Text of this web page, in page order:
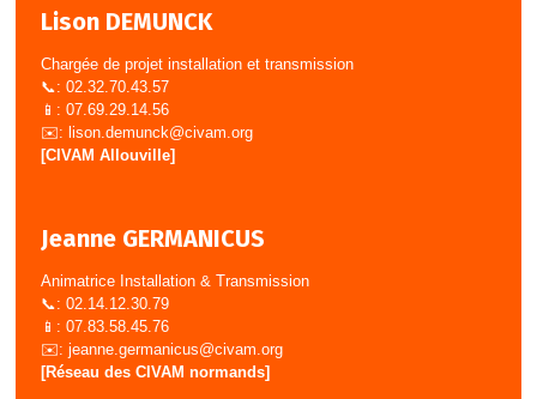
Lison DEMUNCK
Chargée de projet installation et transmission
📞: 02.32.70.43.57
📱: 07.69.29.14.56
✉️: lison.demunck@civam.org
[CIVAM Allouville]
Jeanne GERMANICUS
Animatrice Installation & Transmission
📞: 02.14.12.30.79
📱: 07.83.58.45.76
✉️: jeanne.germanicus@civam.org
[Réseau des CIVAM normands]